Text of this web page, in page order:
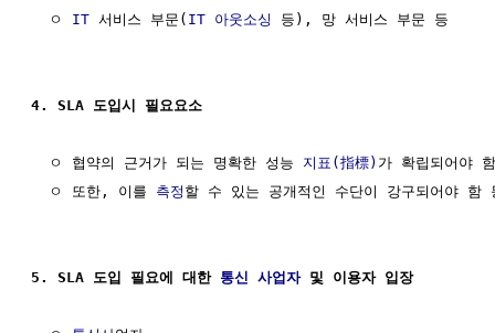
  ㅇ
IT 서비스 부문( IT 아웃소싱 등), 망 서비스 부문 등
4. SLA 도입시 필요요소
  ㅇ 협약의 근거가 되는 명확한 성능
지표(指標) 가 확립되어
  ㅇ 또한, 이를
측정 할 수 있는 공개적인 수단이 강구되어야 함
5. SLA 도입 필요에 대한 통신 사업자 및 이용자 입장